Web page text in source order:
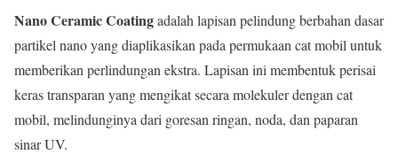
Nano Ceramic Coatingadalah lapisan pelindung berbahan dasar
partikel nano yang diaplikasikan pada permukaan cat mobil untuk
memberikan perlindungan ekstra. Lapisan ini membentuk perisai
keras transparan yang mengikat secara molekuler dengan cat
mobil, melindunginya dari goresan ringan, noda, dan paparan
sinar UV.